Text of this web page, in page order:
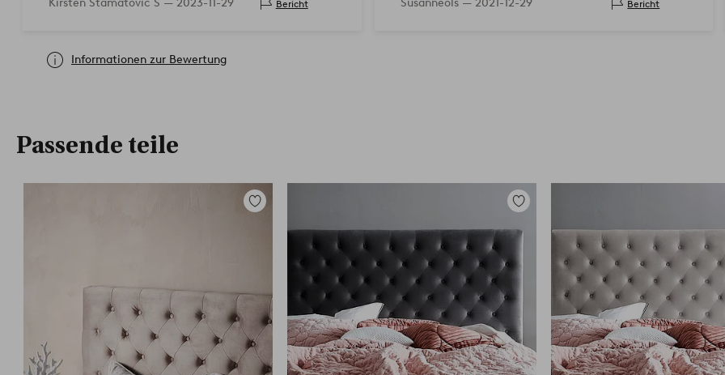
Kirsten Stamatovic S — 2023-11-29 Bericht Susanneols — 2021-12-29 Bericht
Informationen zur Bewertung
Passende teile
Zu
hinzufügen
Zu
hinzufügen